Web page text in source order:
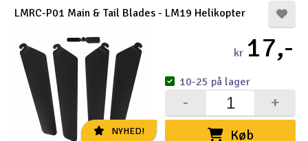
NYHED!
LMRC-P01 Main & Tail Blades - LM19 Helikopter
kr 17,-
Køb
+
-
10-25 på lager